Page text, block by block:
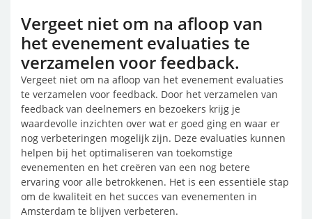
Vergeet niet om na afloop van
het evenement evaluaties te
verzamelen voor feedback.
Vergeet niet om na afloop van het evenement evaluaties
te verzamelen voor feedback. Door het verzamelen van
feedback van deelnemers en bezoekers krijg je
waardevolle inzichten over wat er goed ging en waar er
nog verbeteringen mogelijk zijn. Deze evaluaties kunnen
helpen bij het optimaliseren van toekomstige
evenementen en het creëren van een nog betere
ervaring voor alle betrokkenen. Het is een essentiële stap
om de kwaliteit en het succes van evenementen in
Amsterdam te blijven verbeteren.